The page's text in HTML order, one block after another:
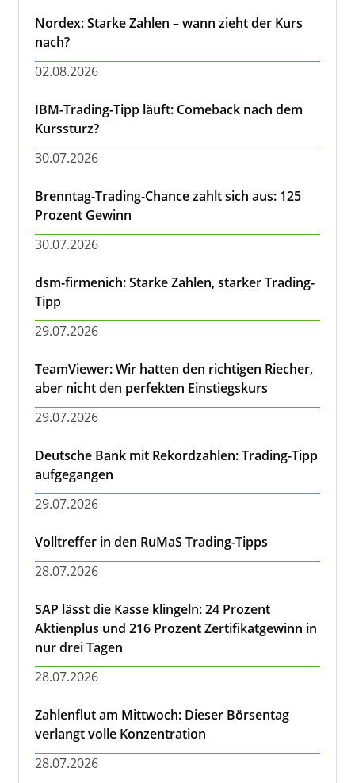
Nordex: Starke Zahlen – wann zieht der Kurs
nach?
02.08.2026
IBM-Trading-Tipp läuft: Comeback nach dem
Kurssturz?
30.07.2026
Brenntag-Trading-Chance zahlt sich aus: 125
Prozent Gewinn
30.07.2026
dsm-firmenich: Starke Zahlen, starker Trading-
Tipp
29.07.2026
TeamViewer: Wir hatten den richtigen Riecher,
aber nicht den perfekten Einstiegskurs
29.07.2026
Deutsche Bank mit Rekordzahlen: Trading-Tipp
aufgegangen
29.07.2026
Volltreffer in den RuMaS Trading-Tipps
28.07.2026
SAP lässt die Kasse klingeln: 24 Prozent
Aktienplus und 216 Prozent Zertifikatgewinn in
nur drei Tagen
28.07.2026
Zahlenflut am Mittwoch: Dieser Börsentag
verlangt volle Konzentration
28.07.2026